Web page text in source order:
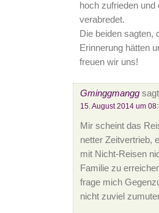
hoch zufrieden
verabredet.
Die beiden sagten,
Erinnerung hätten
freuen wir uns!
Gminggmangg
15. August 2014 um
Mir scheint das
netter Zeitvertrieb,
mit Nicht-Reisen
Familie zu
frage mich
nicht zuviel